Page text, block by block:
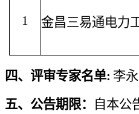
1 金昌三易通电力
四、 评审专家名单: 李
五、 公告期限： 自本公